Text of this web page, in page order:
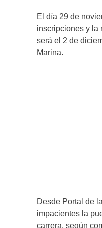
El día 29 de
inscripciones y la
será el 2 de
Marina.
Desde Portal de
impacientes la
carrera, según